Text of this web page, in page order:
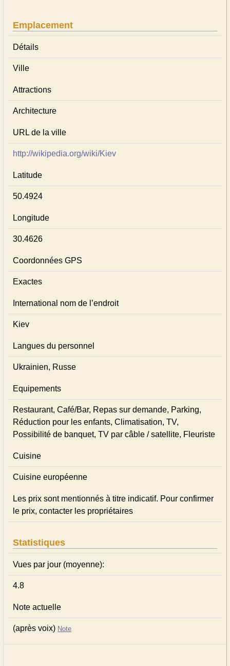
Emplacement
Détails
Ville
Attractions
Architecture
URL de la ville
http://wikipedia.org/wiki/Kiev
Latitude
50.4924
Longitude
30.4626
Coordonnées GPS
Exactes
International nom de l’endroit
Kiev
Langues du personnel
Ukrainien, Russe
Equipements
Restaurant, Café/Bar, Repas sur demande, Parking,
Réduction pour les enfants, Climatisation, TV,
Possibilité de banquet, TV par câble / satellite, Fleuriste
Cuisine
Cuisine européenne
Les prix sont mentionnés à titre indicatif. Pour confirmer
le prix, contacter les propriétaires
Statistiques
Vues par jour (moyenne):
4.8
Note actuelle
(après voix) Note